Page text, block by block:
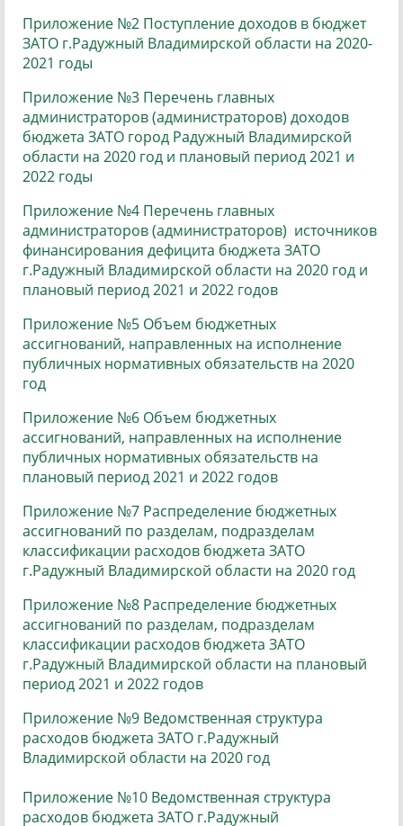
Приложение №2 Поступление доходов в бюджет
ЗАТО г.Радужный Владимирской области на 2020-
2021 годы
Приложение №3 Перечень главных
администраторов (администраторов) доходов
бюджета ЗАТО город Радужный Владимирской
области на 2020 год и плановый период 2021 и
2022 годы
Приложение №4 Перечень главных
администраторов (администраторов) источников
финансирования дефицита бюджета ЗАТО
г.Радужный Владимирской области на 2020 год и
плановый период 2021 и 2022 годов
Приложение №5 Объем бюджетных
ассигнований, направленных на исполнение
публичных нормативных обязательств на 2020
год
Приложение №6 Объем бюджетных
ассигнований, направленных на исполнение
публичных нормативных обязательств на
плановый период 2021 и 2022 годов
Приложение №7 Распределение бюджетных
ассигнований по разделам, подразделам
классификации расходов бюджета ЗАТО
г.Радужный Владимирской области на 2020 год
Приложение №8 Распределение бюджетных
ассигнований по разделам, подразделам
классификации расходов бюджета ЗАТО
г.Радужный Владимирской области на плановый
период 2021 и 2022 годов
Приложение №9 Ведомственная структура
расходов бюджета ЗАТО г.Радужный
Владимирской области на 2020 год
Приложение №10 Ведомственная структура
расходов бюджета ЗАТО г.Радужный